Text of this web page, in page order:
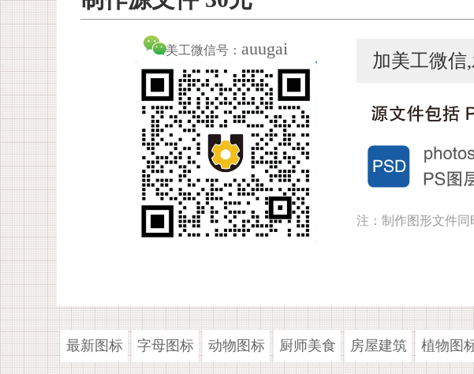
美工微信号： auugai
加美工微信
注：制作图形文件同
最新图标 字母图标 动物图标 厨师美食 房屋建筑 植物图